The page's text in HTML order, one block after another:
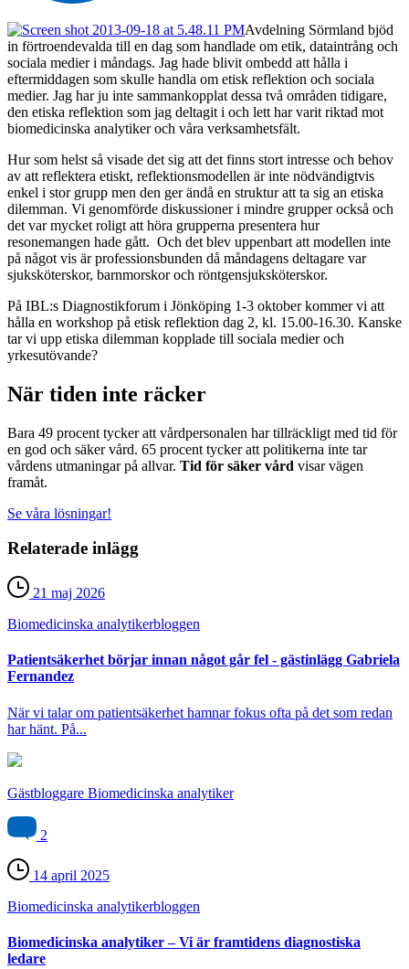
Avdelning Sörmland bjöd
in förtroendevalda till en dag som handlade om etik, dataintrång och
sociala medier i måndags. Jag hade blivit ombedd att hålla i
eftermiddagen som skulle handla om etisk reflektion och sociala
medier. Jag har ju inte sammankopplat dessa två områden tidigare,
den etiska reflektion som jag deltagit i och lett har varit riktad mot
biomedicinska analytiker och våra verksamhetsfält.
Hur som helst så visade det sig att det finns stort intresse och behov
av att reflektera etiskt, reflektionsmodellen är inte nödvändigtvis
enkel i stor grupp men den ger ändå en struktur att ta sig an etiska
dilemman. Vi genomförde diskussioner i mindre grupper också och
det var mycket roligt att höra grupperna presentera hur
resonemangen hade gått. Och det blev uppenbart att modellen inte
på något vis är professionsbunden då måndagens deltagare var
sjuksköterskor, barnmorskor och röntgensjuksköterskor.
På IBL:s Diagnostikforum i Jönköping 1-3 oktober kommer vi att
hålla en workshop på etisk reflektion dag 2, kl. 15.00-16.30. Kanske
tar vi upp etiska dilemman kopplade till sociala medier och
yrkesutövande?
När tiden inte räcker
Bara 49 procent tycker att vårdpersonalen har tillräckligt med tid för
en god och säker vård. 65 procent tycker att politikerna inte tar
vårdens utmaningar på allvar. Tid för säker vård visar vägen
framåt.
Se våra lösningar!
Relaterade inlägg
21 maj 2026
Biomedicinska analytiker­bloggen
Patientsäkerhet börjar innan något går fel - gästinlägg Gabriela
Fernandez
När vi talar om patientsäkerhet hamnar fokus ofta på det som redan
har hänt. På...
Gästbloggare Biomedicinska analytiker
2
14 april 2025
Biomedicinska analytiker­bloggen
Biomedicinska analytiker – Vi är framtidens diagnostiska
ledare